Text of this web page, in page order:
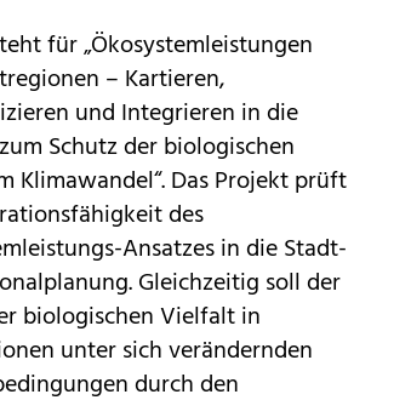
für „Ökosystemleistungen
– Kartieren,
und Integrieren in die
Schutz der biologischen
Klimawandel“. Das Projekt prüft
des
Ansatzes in die Stadt-
Gleichzeitig soll der
biologischen Vielfalt in
unter sich verändernden
durch den